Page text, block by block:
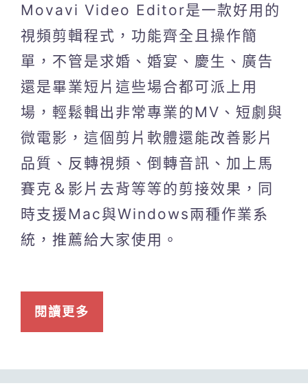
Movavi Video Editor是一款好用的
視頻剪輯程式，功能齊全且操作簡
單，不管是求婚、婚宴、慶生、廣告
還是畢業短片這些場合都可派上用
場，輕鬆輯出非常專業的MV、短劇與
微電影，這個剪片軟體還能改善影片
品質、反轉視頻、倒轉音訊、加上馬
賽克＆影片去背等等的剪接效果，同
時支援Mac與Windows兩種作業系
統，推薦給大家使用。
閱讀更多